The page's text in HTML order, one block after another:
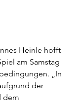
Heinle hofft
am Samstag
„In
der
dem